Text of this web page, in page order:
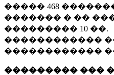
����� 468
������� � ��
��������� 10 ��.
������������
������������
��������� ���